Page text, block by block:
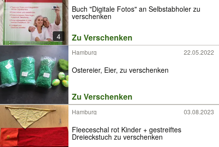
4
Buch "Digitale Fotos" an Selbstabholer zu
verschenken
Zu Verschenken
Hamburg 22.05.2022
Ostereier, Eier, zu verschenken
Zu Verschenken
Hamburg 03.08.2023
Fleeceschal rot Kinder + gestreiftes
Dreieckstuch zu verschenken